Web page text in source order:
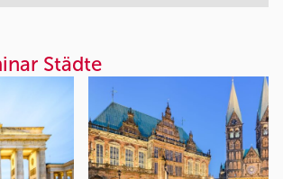
Städte